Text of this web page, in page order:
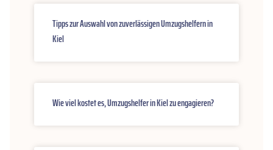
Tipps zur Auswahl von zuverlässigen Umzugshelfern in
Kiel
Wie viel kostet es, Umzugshelfer in Kiel zu engagieren?